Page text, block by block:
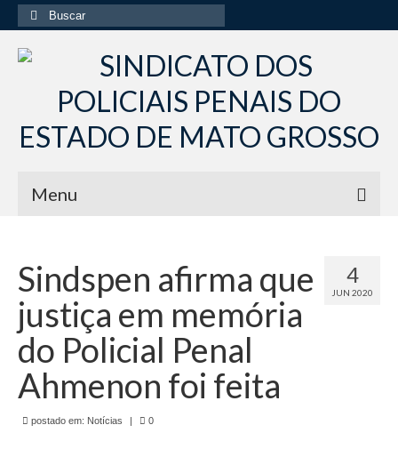
Buscar
por:
Menu
Institucional
Diretoria Sindsppen
Histórico do Sindsppen
Histórico do Sistema Penitenciário do Estado
4
JUN 2020
Sindspen afirma que
justiça em memória
do Policial Penal
Ahmenon foi feita
postado em: Notícias | 0